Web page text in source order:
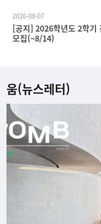
2026-08-07
[공지] 2026학년도 2학기
모집(~8/14)
움(뉴스레터)